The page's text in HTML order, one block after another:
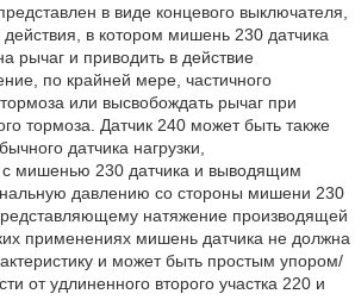
в виде концевого выключателя,
в котором мишень 230 датчика
рычаг и приводить в действие
по крайней мере, частичного
или высвобождать рычаг при
тормоза. Датчик 240 может быть также
датчика нагрузки,
мишенью 230 датчика и выводящим
давлению со стороны мишени 230
натяжение производящей
применениях мишень датчика не должна
и может быть простым упором/
от удлиненного второго участка 220 и